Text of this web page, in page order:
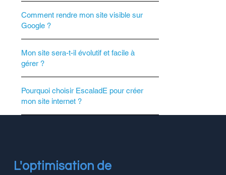
L'optimisation de
Comment rendre mon site visible sur
Google ?
Mon site sera-t-il évolutif et facile à
gérer ?
Pourquoi choisir EscaladE pour créer
mon site internet ?